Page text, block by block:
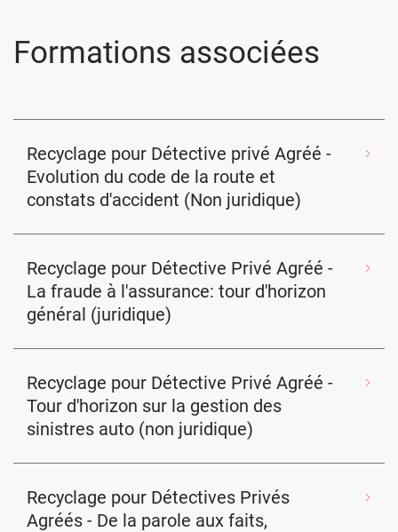
Formations associées
Recyclage pour Détective privé Agréé -
Evolution du code de la route et
constats d'accident (Non juridique)
Recyclage pour Détective Privé Agréé -
La fraude à l'assurance: tour d'horizon
général (juridique)
Recyclage pour Détective Privé Agréé -
Tour d'horizon sur la gestion des
sinistres auto (non juridique)
Recyclage pour Détectives Privés
Agréés - De la parole aux faits,